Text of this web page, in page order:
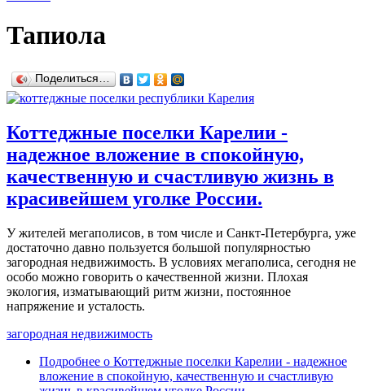
Тапиола
Поделиться…
Коттеджные поселки Карелии -
надежное вложение в спокойную,
качественную и счастливую жизнь в
красивейшем уголке России.
У жителей мегаполисов, в том числе и Санкт-Петербурга, уже
достаточно давно пользуется большой популярностью
загородная недвижимость. В условиях мегаполиса, сегодня не
особо можно говорить о качественной жизни. Плохая
экология, изматывающий ритм жизни, постоянное
напряжение и усталость.
загородная недвижимость
Подробнее о Коттеджные поселки Карелии - надежное
вложение в спокойную, качественную и счастливую